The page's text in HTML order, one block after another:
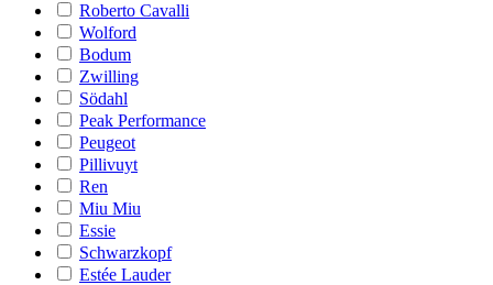
Roberto Cavalli
Wolford
Bodum
Zwilling
Södahl
Peak Performance
Peugeot
Pillivuyt
Ren
Miu Miu
Essie
Schwarzkopf
Estée Lauder